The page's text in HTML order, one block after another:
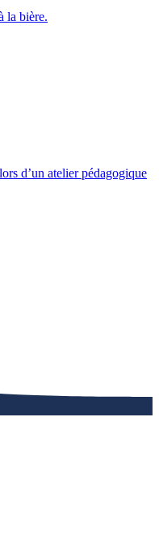
la bière.
d’un atelier pédagogique